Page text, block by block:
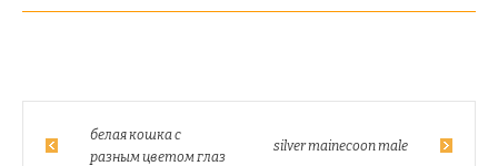
белая кошка с
разным цветом глаз
silver mainecoon male